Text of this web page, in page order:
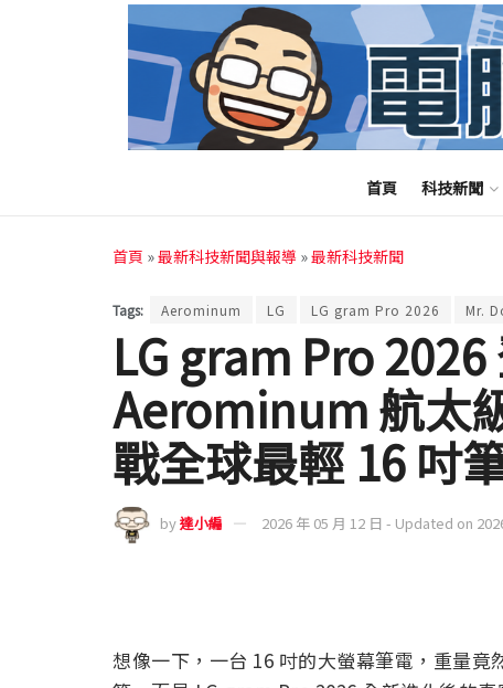
首頁 科技新聞
首頁 »最新科技新聞與報導 »最新科技新聞
Tags: Aerominum LG LG gram Pro 2026 Mr.
LG gram Pro
Aerominum 航太
戰全球最輕 16 吋
by達小編 2026 年 05 月 12 日 - Updated on
想像一下，一台 16 吋的大螢幕筆電，重量